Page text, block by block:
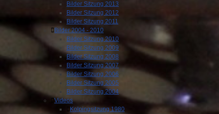
Bilder Sitzung 2013
Bilder Sitzung 2012
Bilder Sitzung 2011
Bilder 2004 - 2010
Bilder Sitzung 2010
Bilder Sitzung 2009
Bilder Sitzung 2008
Bilder Sitzung 2007
Bilder Sitzung 2006
Bilder Sitzung 2005
Bilder Sitzung 2004
Videos
Kolpingsitzung 1980